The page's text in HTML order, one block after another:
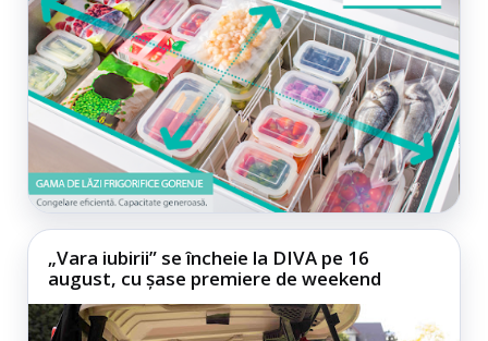
„Vara iubirii” se încheie la DIVA pe 16
august, cu șase premiere de weekend